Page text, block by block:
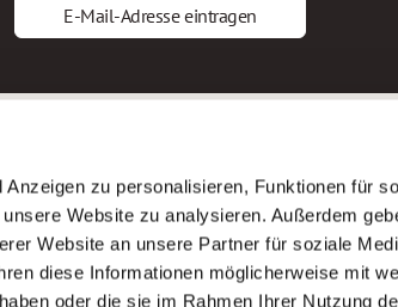
zu personalisieren, Funktionen für
Website zu analysieren. Außerdem
Website an unsere Partner für soziale
diese Informationen möglicherweise mit
oder die sie im Rahmen Ihrer Nutzung
E-Mail-Adresse eintragen
AWO Gliederungen nach
Stellenangebote nach
Sitemap
Impressum
Datenschutz